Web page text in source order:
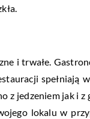
i trwałe.
spełniają
z jedzeniem jak i
lokalu w